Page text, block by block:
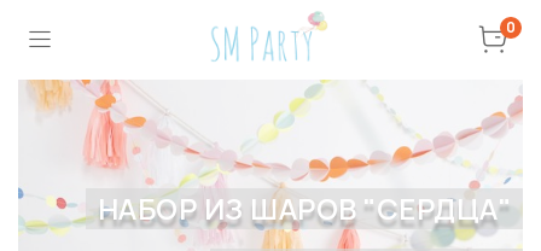
0
НАБОР ИЗ ШАРОВ "СЕРДЦА"